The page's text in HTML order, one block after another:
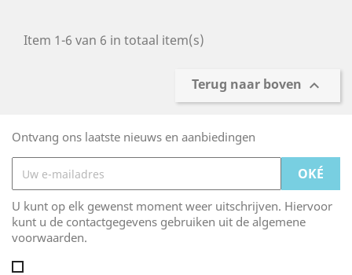
Item 1-6 van 6 in totaal item(s)
Terug naar boven 
Ontvang ons laatste nieuws en aanbiedingen
U kunt op elk gewenst moment weer uitschrijven. Hiervoor
kunt u de contactgegevens gebruiken uit de algemene
voorwaarden.